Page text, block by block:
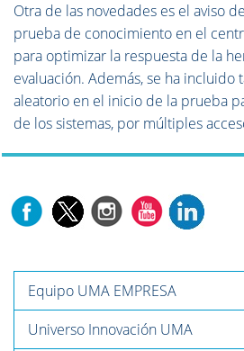
Otra de las novedades es el aviso
prueba de conocimiento en el
para optimizar la respuesta de la
evaluación. Además, se ha incluido
aleatorio en el inicio de la prueba
de los sistemas, por múltiples
Equipo UMA EMPRESA
Universo Innovación UMA